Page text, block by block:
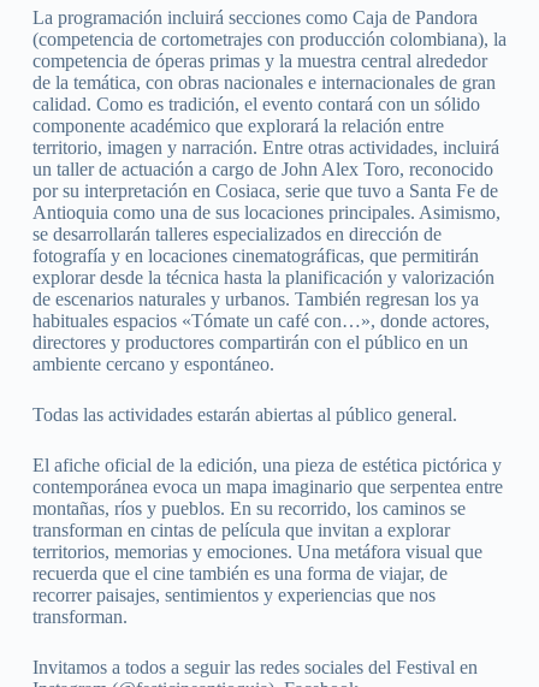
La programación incluirá secciones como Caja de Pandora
(competencia de cortometrajes con producción colombiana), la
competencia de óperas primas y la muestra central alrededor
de la temática, con obras nacionales e internacionales de gran
calidad. Como es tradición, el evento contará con un sólido
componente académico que explorará la relación entre
territorio, imagen y narración. Entre otras actividades, incluirá
un taller de actuación a cargo de John Alex Toro, reconocido
por su interpretación en Cosiaca, serie que tuvo a Santa Fe de
Antioquia como una de sus locaciones principales. Asimismo,
se desarrollarán talleres especializados en dirección de
fotografía y en locaciones cinematográficas, que permitirán
explorar desde la técnica hasta la planificación y valorización
de escenarios naturales y urbanos. También regresan los ya
habituales espacios «Tómate un café con…», donde actores,
directores y productores compartirán con el público en un
ambiente cercano y espontáneo.
Todas las actividades estarán abiertas al público general.
El afiche oficial de la edición, una pieza de estética pictórica y
contemporánea evoca un mapa imaginario que serpentea entre
montañas, ríos y pueblos. En su recorrido, los caminos se
transforman en cintas de película que invitan a explorar
territorios, memorias y emociones. Una metáfora visual que
recuerda que el cine también es una forma de viajar, de
recorrer paisajes, sentimientos y experiencias que nos
transforman.
Invitamos a todos a seguir las redes sociales del Festival en